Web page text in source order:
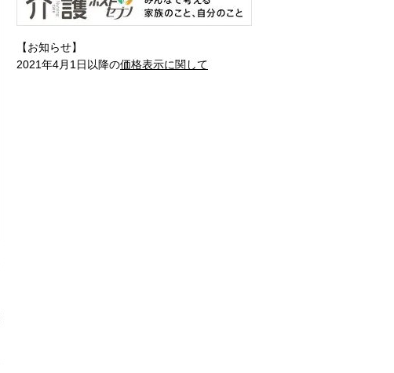
【お知らせ】
2021年4月1日以降の価格表示に関して